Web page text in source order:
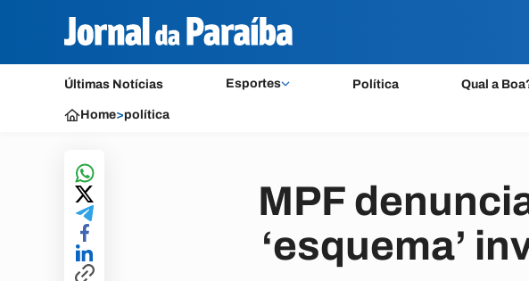
Últimas Notícias Esportes Política Qual a
Home>política
MPF
‘esquema’